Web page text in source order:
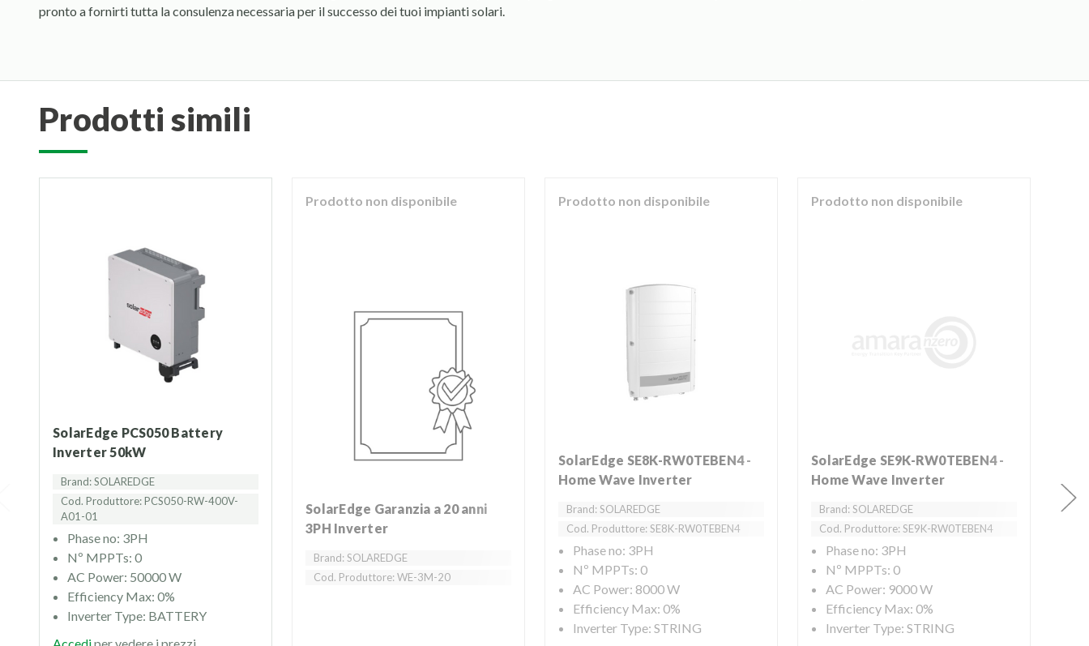
pronto a fornirti tutta la consulenza necessaria per il successo dei tuoi impianti solari.
prodotti simili
SolarEdge PCS050 Battery
Inverter 50kW
Brand: SOLAREDGE
Cod. Produttore: PCS050-RW-400V-
A01-01
Phase no: 3PH
Nº MPPTs: 0
AC Power: 50000 W
Efficiency Max: 0%
Inverter Type: BATTERY
Prodotto non disponibile
SolarEdge Garanzia a 20 anni
3PH Inverter
Brand: SOLAREDGE
Cod. Produttore: WE-3M-20
Prodotto non disponibile
SolarEdge SE8K-RW0TEBEN4 -
Home Wave Inverter
Brand: SOLAREDGE
Cod. Produttore: SE8K-RW0TEBEN4
Phase no: 3PH
Nº MPPTs: 0
AC Power: 8000 W
Efficiency Max: 0%
Inverter Type: STRING
Prodotto non disponibile
SolarEdge SE9K-RW0TEBEN4 -
Home Wave Inverter
Brand: SOLAREDGE
Cod. Produttore: SE9K-RW0TEBEN4
Phase no: 3PH
Nº MPPTs: 0
AC Power: 9000 W
Efficiency Max: 0%
Inverter Type: STRING
SolarEdge Garanzia a 25 anni